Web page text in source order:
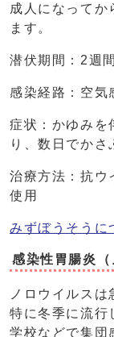
成人になってか
ます。
潜伏期間：2週
感染経路：空気
症状：かゆみを
り、数日でか
治療方法：抗ウ
使用
みずぼうそうに
感染性胃腸炎（
ノロウイルスは
特に冬季に流行
学校などで集団